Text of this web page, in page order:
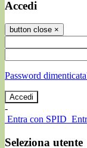
Accedi
button close ×
Password
-
Entra con SPID
Seleziona utente